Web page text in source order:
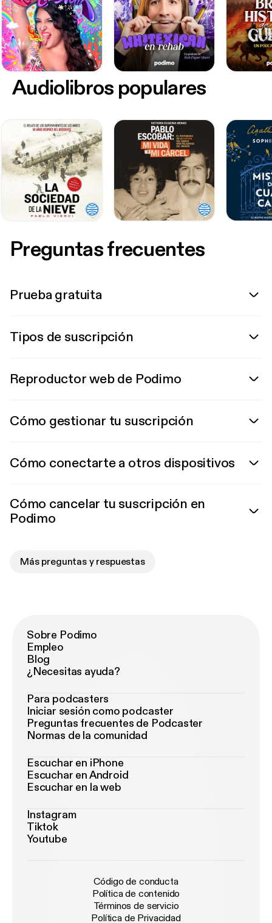
Audiolibros populares
Preguntas frecuentes
Prueba gratuita
Tipos de suscripción
Reproductor web de Podimo
Cómo gestionar tu suscripción
Cómo conectarte a otros dispositivos
Cómo cancelar tu suscripción en
Podimo
Más preguntas y respuestas
Sobre Podimo
Empleo
Blog
¿Necesitas ayuda?
Para podcasters
Iniciar sesión como podcaster
Preguntas frecuentes de Podcaster
Normas de la comunidad
Escuchar en iPhone
Escuchar en Android
Escuchar en la web
Instagram
Tiktok
Youtube
Código de conducta
Política de contenido
Términos de servicio
Política de Privacidad